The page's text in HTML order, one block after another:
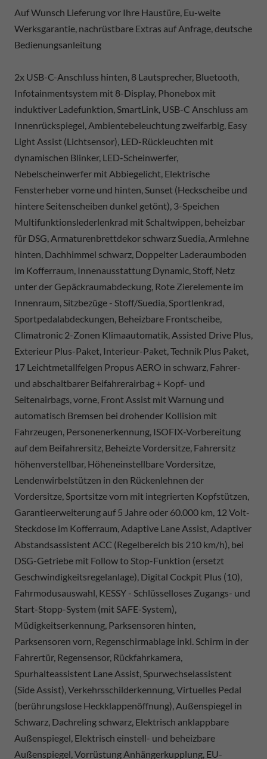
Auf Wunsch Lieferung vor Ihre Haustüre, Eu-weite
Werksgarantie, nachrüstbare Extras auf Anfrage, deutsche
Bedienungsanleitung
2x USB-C-Anschluss hinten, 8 Lautsprecher, Bluetooth,
Infotainmentsystem mit 8-Display, Phonebox mit
induktiver Ladefunktion, SmartLink, USB-C Anschluss am
Innenrückspiegel, Ambientebeleuchtung zweifarbig, Easy
Light Assist (Lichtsensor), LED-Rückleuchten mit
dynamischen Blinker, LED-Scheinwerfer,
Nebelscheinwerfer mit Abbiegelicht, Elektrische
Fensterheber vorne und hinten, Sunset (Heckscheibe und
hintere Seitenscheiben dunkel getönt), 3-Speichen
Multifunktionslederlenkrad mit Schaltwippen, beheizbar
für DSG, Armaturenbrettdekor schwarz Suedia, Armlehne
hinten, Dachhimmel schwarz, Doppelter Laderaumboden
im Kofferraum, Innenausstattung Dynamic, Stoff, Netz
unter der Gepäckraumabdeckung, Rote Zierelemente im
Innenraum, Sitzbezüge - Stoff/Suedia, Sportlenkrad,
Sportpedalabdeckungen, Beheizbare Frontscheibe,
Climatronic 2-Zonen Klimaautomatik, Assisted Drive Plus,
Exterieur Plus-Paket, Interieur-Paket, Technik Plus Paket,
17 Leichtmetallfelgen Propus AERO in schwarz, Fahrer-
und abschaltbarer Beifahrerairbag + Kopf- und
Seitenairbags, vorne, Front Assist mit Warnung und
automatisch Bremsen bei drohender Kollision mit
Fahrzeugen, Personenerkennung, ISOFIX-Vorbereitung
auf dem Beifahrersitz, Beheizte Vordersitze, Fahrersitz
höhenverstellbar, Höheneinstellbare Vordersitze,
Lendenwirbelstützen in den Rückenlehnen der
Vordersitze, Sportsitze vorn mit integrierten Kopfstützen,
Garantieerweiterung auf 5 Jahre oder 60.000 km, 12 Volt-
Steckdose im Kofferraum, Adaptive Lane Assist, Adaptiver
Abstandsassistent ACC (Regelbereich bis 210 km/h), bei
DSG-Getriebe mit Follow to Stop-Funktion (ersetzt
Geschwindigkeitsregelanlage), Digital Cockpit Plus (10),
Fahrmodusauswahl, KESSY - Schlüsselloses Zugangs- und
Start-Stopp-System (mit SAFE-System),
Müdigkeitserkennung, Parksensoren hinten,
Parksensoren vorn, Regenschirmablage inkl. Schirm in der
Fahrertür, Regensensor, Rückfahrkamera,
Spurhalteassistent Lane Assist, Spurwechselassistent
(Side Assist), Verkehrsschilderkennung, Virtuelles Pedal
(berührungslose Heckklappenöffnung), Außenspiegel in
Schwarz, Dachreling schwarz, Elektrisch anklappbare
Außenspiegel, Elektrisch einstell- und beheizbare
Außenspiegel, Vorrüstung Anhängerkupplung, EU-